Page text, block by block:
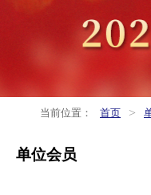
当前位置： 首页 >
单位会员